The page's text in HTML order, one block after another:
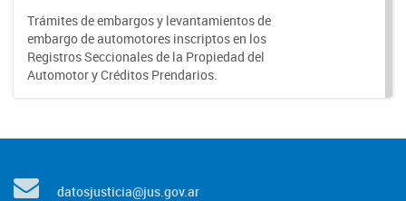
Trámites de embargos y levantamientos de
embargo de automotores inscriptos en los
Registros Seccionales de la Propiedad del
Automotor y Créditos Prendarios.
datosjusticia@jus.gov.ar